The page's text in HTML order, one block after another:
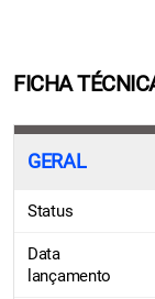
FICHA
GERAL
Status
Data
lançamento